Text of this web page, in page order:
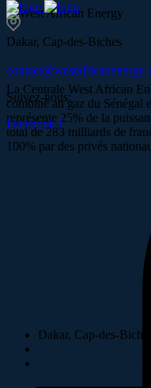
La Centrale West African
combiné au gaz du Sénégal
représente 25% de la
total de 283 milliards de
100% par des privés
Dakar, Cap-des-Biches
Dakar, Cap-des-Biches
contact@westafricanenergy-
Suivez-nous:
Facebook-f